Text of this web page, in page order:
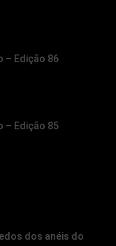
– Edição 86
– Edição 85
dos anéis do